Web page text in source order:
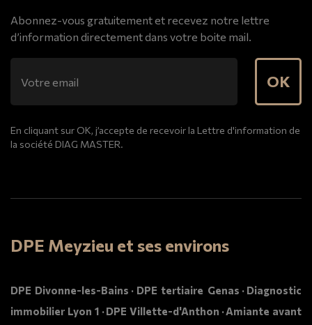
Abonnez-vous gratuitement et recevez notre lettre
d’information directement dans votre boite mail.
OK
En cliquant sur OK, j’accepte de recevoir la Lettre d'information de
la société DIAG MASTER.
DPE Meyzieu et ses environs
DPE Divonne-les-Bains DPE tertiaire Genas
Diagnostic
immobilier Lyon 1
DPE Villette-d'Anthon Amiante avant